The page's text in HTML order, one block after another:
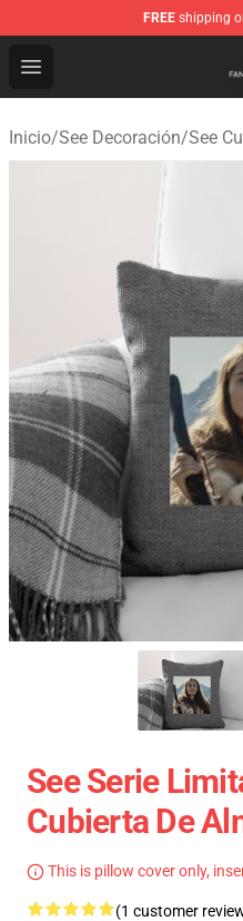
FREE shipping
Open menu
See Shop - Official See
Inicio/See Decoración/See
See Serie
Cubierta De
This is pillow cover only,
(1 customer